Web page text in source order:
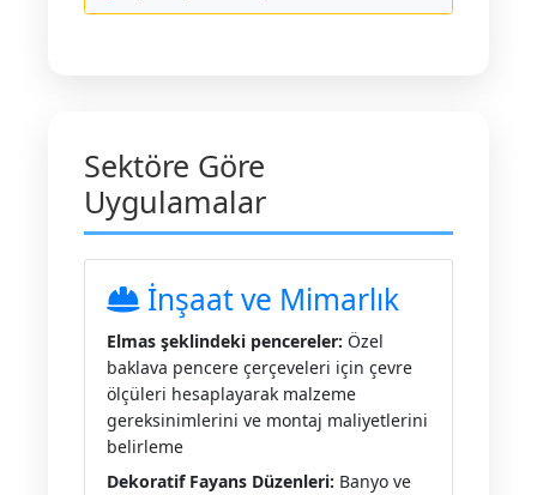
Sektöre Göre
Uygulamalar
İnşaat ve Mimarlık
Elmas şeklindeki pencereler: Özel
baklava pencere çerçeveleri için çevre
ölçüleri hesaplayarak malzeme
gereksinimlerini ve montaj maliyetlerini
belirleme
Dekoratif Fayans Düzenleri: Banyo ve